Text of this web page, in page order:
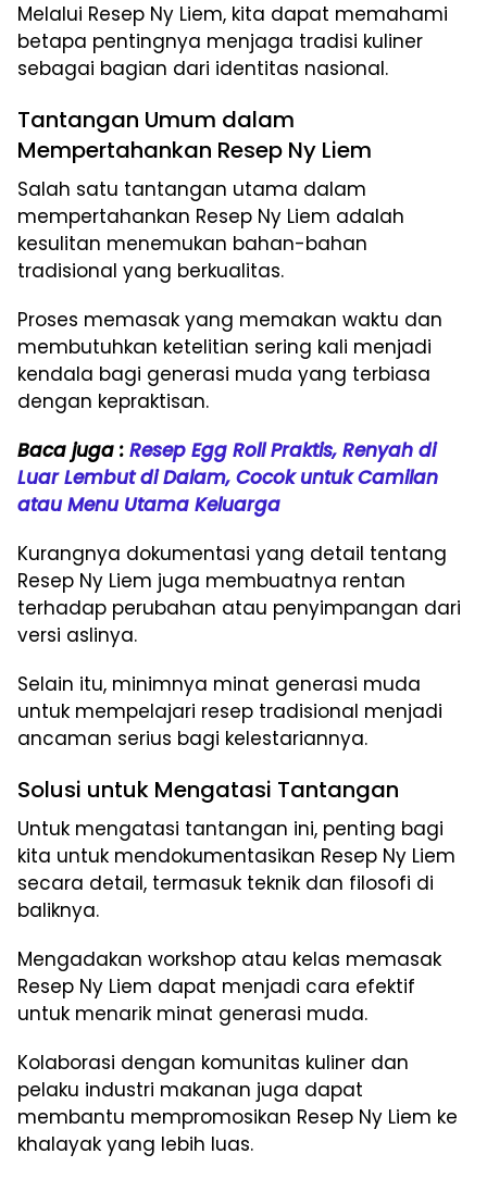
Melalui Resep Ny Liem, kita dapat memahami
betapa pentingnya menjaga tradisi kuliner
sebagai bagian dari identitas nasional.
Tantangan Umum dalam
Mempertahankan Resep Ny Liem
Salah satu tantangan utama dalam
mempertahankan Resep Ny Liem adalah
kesulitan menemukan bahan-bahan
tradisional yang berkualitas.
Proses memasak yang memakan waktu dan
membutuhkan ketelitian sering kali menjadi
kendala bagi generasi muda yang terbiasa
dengan kepraktisan.
Baca juga : Resep Egg Roll Praktis, Renyah di
Luar Lembut di Dalam, Cocok untuk Camilan
atau Menu Utama Keluarga
Kurangnya dokumentasi yang detail tentang
Resep Ny Liem juga membuatnya rentan
terhadap perubahan atau penyimpangan dari
versi aslinya.
Selain itu, minimnya minat generasi muda
untuk mempelajari resep tradisional menjadi
ancaman serius bagi kelestariannya.
Solusi untuk Mengatasi Tantangan
Untuk mengatasi tantangan ini, penting bagi
kita untuk mendokumentasikan Resep Ny Liem
secara detail, termasuk teknik dan filosofi di
baliknya.
Mengadakan workshop atau kelas memasak
Resep Ny Liem dapat menjadi cara efektif
untuk menarik minat generasi muda.
Kolaborasi dengan komunitas kuliner dan
pelaku industri makanan juga dapat
membantu mempromosikan Resep Ny Liem ke
khalayak yang lebih luas.